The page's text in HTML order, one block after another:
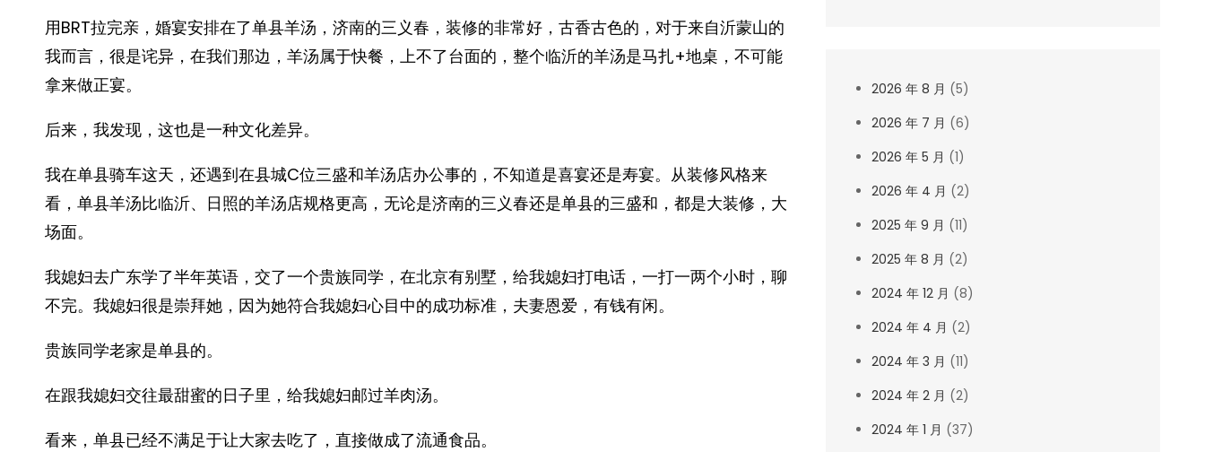
用BRT拉完亲，婚宴安排在了单县羊汤，济南的三义春，装修的非常好，古香古色的，对于来自沂蒙山的
我而言，很是诧异，在我们那边，羊汤属于快餐，上不了台面的，整个临沂的羊汤是马扎+地桌，不可能
拿来做正宴。
后来，我发现，这也是一种文化差异。
我在单县骑车这天，还遇到在县城C位三盛和羊汤店办公事的，不知道是喜宴还是寿宴。从装修风格来
看，单县羊汤比临沂、日照的羊汤店规格更高，无论是济南的三义春还是单县的三盛和，都是大装修，大
场面。
我媳妇去广东学了半年英语，交了一个贵族同学，在北京有别墅，给我媳妇打电话，一打一两个小时，聊
不完。我媳妇很是崇拜她，因为她符合我媳妇心目中的成功标准，夫妻恩爱，有钱有闲。
贵族同学老家是单县的。
在跟我媳妇交往最甜蜜的日子里，给我媳妇邮过羊肉汤。
看来，单县已经不满足于让大家去吃了，直接做成了流通食品。
2026 年 8 月 (5)
2026 年 7 月 (6)
2026 年 5 月 (1)
2026 年 4 月 (2)
2025 年 9 月 (11)
2025 年 8 月 (2)
2024 年 12 月 (8)
2024 年 4 月 (2)
2024 年 3 月 (11)
2024 年 2 月 (2)
2024 年 1 月 (37)